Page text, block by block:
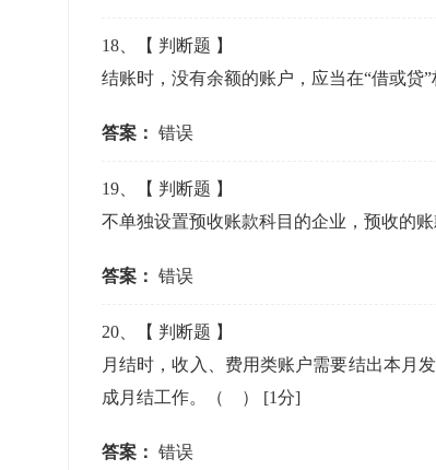
18 、【 判断题 】
结账时，没有余额的账户，应当在“借或贷
答案： 错误
19 、【 判断题 】
不单独设置预收账款科目的企业，预收的
答案： 错误
20 、【 判断题 】
月结时，收入、费用类账户需要结出本月
成月结工作。（ ） [1分]
答案： 错误